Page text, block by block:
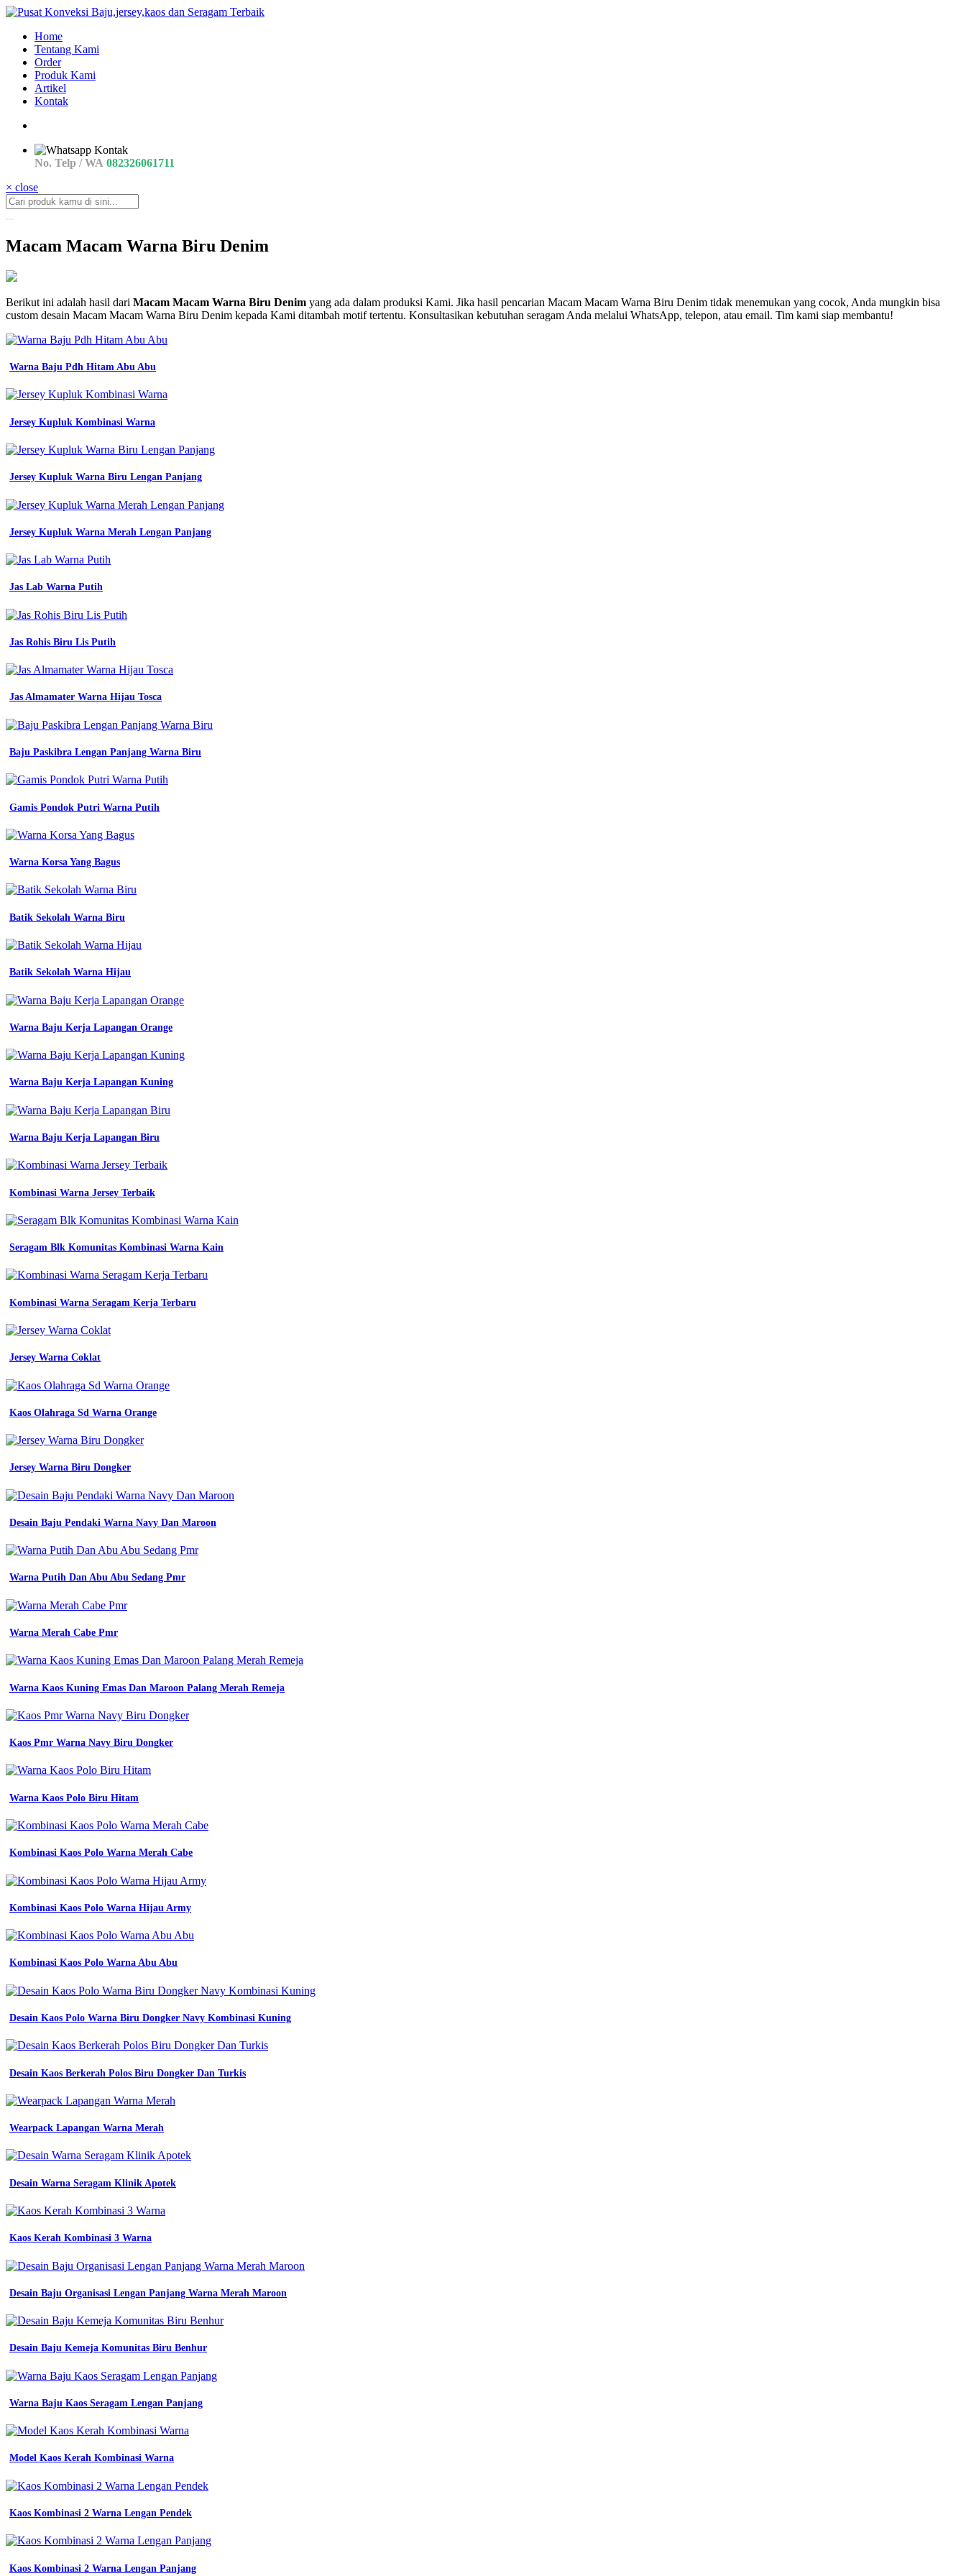
Home
Tentang Kami
Order
Produk Kami
Artikel
Kontak
No. Telp / WA 082326061711
× close
Macam Macam Warna Biru Denim
macam
Macam
Warna
Beserta
macam
biru
kain
sesuai
katalog
kain
warna
denim
jersey
dongker
warna
cocok
warna
intip
10
kombinasinya
sudah
tau
apa
macam
denim
macam
warna
yang
dalam
fashion
24
macam
macam
biru
Macam
Warna
Biru
Namanya
Macam
Macam
Warna
Biru
Denim
code
warna
dan
karakteristinya
macam
warna
arti
macam
abu
dan
namanya
almet
hijau
telur
asin
warna
karakteristinya
macam
warna
dan
warnanya
saja
ide
55
macam
warna
jeans
macam
warna
arti
warna
dan
macam
macam
warna
biru
namanya
Macam
Abu
Abu
baju
seragam
sekolah
batik
mi
tampil
fashionable
mengenal
denim
macam
warna
biru
dan
karakteristiknya
dalam
dunia
24
macam
biru
kode
apa
beikut
adalah
penjelasan
tentang
macam
macam
biru
Berikut ini adalah hasil dari Macam Macam Warna Biru Denim yang ada dalam produksi Kami. Jika hasil pencarian Macam Macam Warna Biru Denim tidak menemukan yang cocok, Anda mungkin bisa
custom desain Macam Macam Warna Biru Denim kepada Kami ditambah motif tertentu. Konsultasikan kebutuhan seragam Anda melalui WhatsApp, telepon, atau email. Tim kami siap membantu!
Warna Baju Pdh Hitam Abu Abu
Jersey Kupluk Kombinasi Warna
Jersey Kupluk Warna Biru Lengan Panjang
Jersey Kupluk Warna Merah Lengan Panjang
Jas Lab Warna Putih
Jas Rohis Biru Lis Putih
Jas Almamater Warna Hijau Tosca
Baju Paskibra Lengan Panjang Warna Biru
Gamis Pondok Putri Warna Putih
Warna Korsa Yang Bagus
Batik Sekolah Warna Biru
Batik Sekolah Warna Hijau
Warna Baju Kerja Lapangan Orange
Warna Baju Kerja Lapangan Kuning
Warna Baju Kerja Lapangan Biru
Kombinasi Warna Jersey Terbaik
Seragam Blk Komunitas Kombinasi Warna Kain
Kombinasi Warna Seragam Kerja Terbaru
Jersey Warna Coklat
Kaos Olahraga Sd Warna Orange
Jersey Warna Biru Dongker
Desain Baju Pendaki Warna Navy Dan Maroon
Warna Putih Dan Abu Abu Sedang Pmr
Warna Merah Cabe Pmr
Warna Kaos Kuning Emas Dan Maroon Palang Merah Remeja
Kaos Pmr Warna Navy Biru Dongker
Warna Kaos Polo Biru Hitam
Kombinasi Kaos Polo Warna Merah Cabe
Kombinasi Kaos Polo Warna Hijau Army
Kombinasi Kaos Polo Warna Abu Abu
Desain Kaos Polo Warna Biru Dongker Navy Kombinasi Kuning
Desain Kaos Berkerah Polos Biru Dongker Dan Turkis
Wearpack Lapangan Warna Merah
Desain Warna Seragam Klinik Apotek
Kaos Kerah Kombinasi 3 Warna
Desain Baju Organisasi Lengan Panjang Warna Merah Maroon
Desain Baju Kemeja Komunitas Biru Benhur
Warna Baju Kaos Seragam Lengan Panjang
Model Kaos Kerah Kombinasi Warna
Kaos Kombinasi 2 Warna Lengan Pendek
Kaos Kombinasi 2 Warna Lengan Panjang